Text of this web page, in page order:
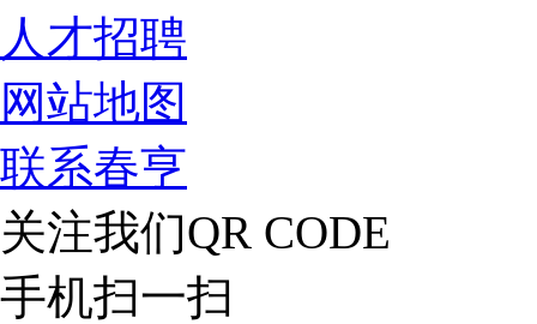
人才招聘
网站地图
联系春亨
关注我们QR CODE
手机扫一扫